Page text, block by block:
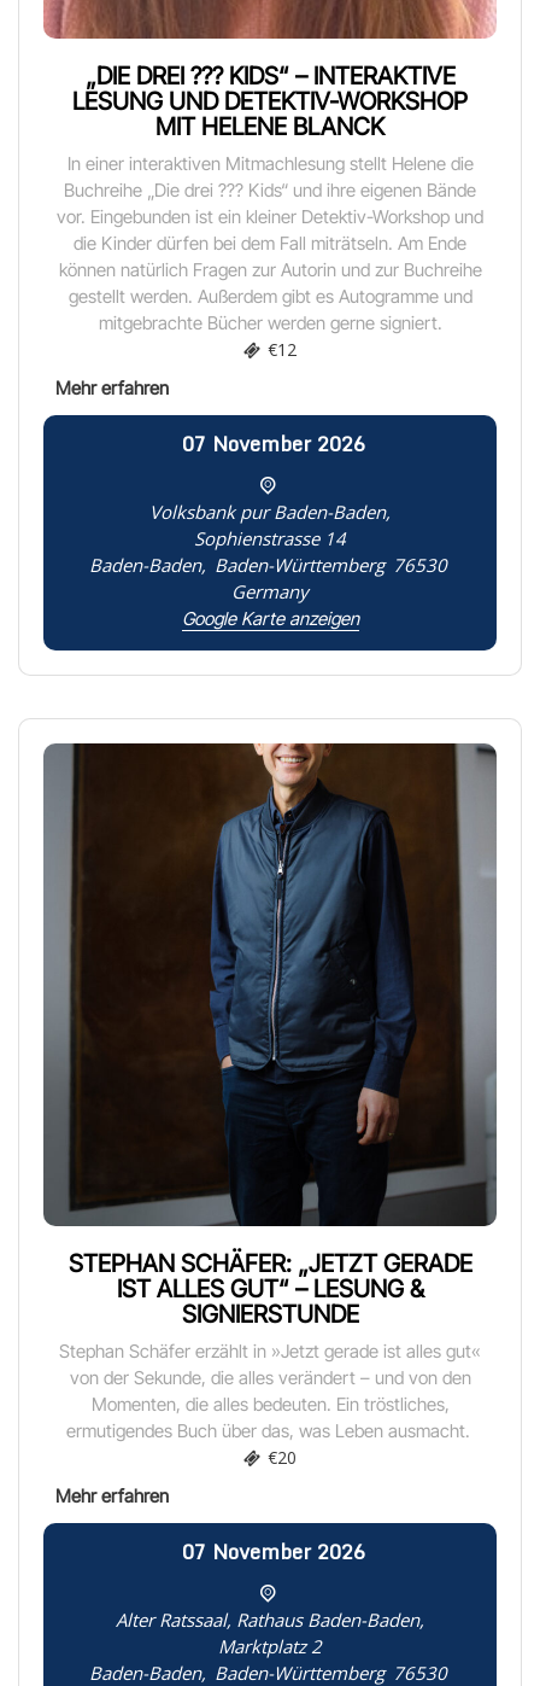
„DIE DREI ??? KIDS“ – INTERAKTIVE
LESUNG UND DETEKTIV-WORKSHOP
MIT HELENE BLANCK
In einer interaktiven Mitmachlesung stellt Helene die
Buchreihe „Die drei ??? Kids“ und ihre eigenen Bände
vor. Eingebunden ist ein kleiner Detektiv-Workshop und
die Kinder dürfen bei dem Fall miträtseln. Am Ende
können natürlich Fragen zur Autorin und zur Buchreihe
gestellt werden. Außerdem gibt es Autogramme und
mitgebrachte Bücher werden gerne signiert.
€12
07 November 2026
Volksbank pur Baden-Baden,
Sophienstrasse 14
Baden-Baden, Baden-Württemberg 76530
Germany
Google Karte anzeigen
STEPHAN SCHÄFER: „JETZT GERADE
IST ALLES GUT“ – LESUNG &
SIGNIERSTUNDE
Stephan Schäfer erzählt in »Jetzt gerade ist alles gut«
von der Sekunde, die alles verändert – und von den
Momenten, die alles bedeuten. Ein tröstliches,
ermutigendes Buch über das, was Leben ausmacht.
€20
07 November 2026
Alter Ratssaal, Rathaus Baden-Baden,
Marktplatz 2
Baden-Baden, Baden-Württemberg 76530